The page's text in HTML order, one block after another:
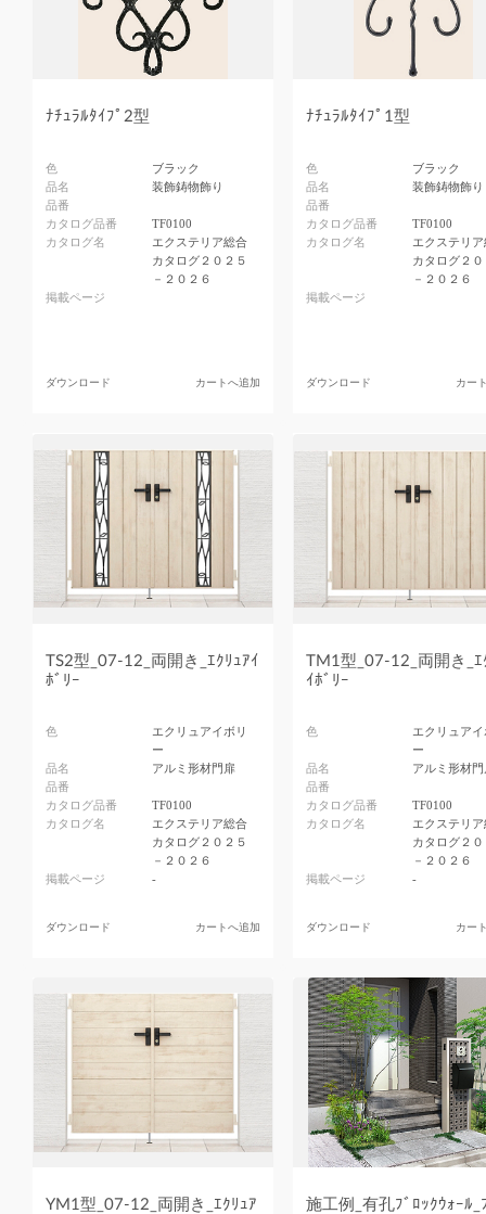
ﾅﾁｭﾗﾙﾀｲﾌﾟ2型
色
ブラック
品名
装飾鋳物飾り
品番
カタログ品番
TF0100
カタログ名
エクステリア総合
カタログ２０２５
－２０２６
掲載ページ
ダウンロード カートへ追加
ﾅﾁｭﾗﾙﾀｲﾌﾟ1型
色
ブラック
品名
装飾鋳物飾り
品番
カタログ品番
TF0100
カタログ名
エクステリ
カタログ２
－２０２６
掲載ページ
ダウンロード カー
TS2型_07-12_両開き_ｴｸﾘｭｱｲ
ﾎﾞﾘｰ
色
エクリュアイボリ
ー
品名
アルミ形材門扉
品番
カタログ品番
TF0100
カタログ名
エクステリア総合
カタログ２０２５
－２０２６
掲載ページ
-
ダウンロード カートへ追加
TM1型_07-12_両開き_ｴ
ｲﾎﾞﾘｰ
色
エクリュア
ー
品名
アルミ形材
品番
カタログ品番
TF0100
カタログ名
エクステリ
カタログ２
－２０２６
掲載ページ
-
ダウンロード カー
YM1型_07-12_両開き_ｴｸﾘｭｱ
施工例_有孔ﾌﾞﾛｯｸｳｫｰﾙ_